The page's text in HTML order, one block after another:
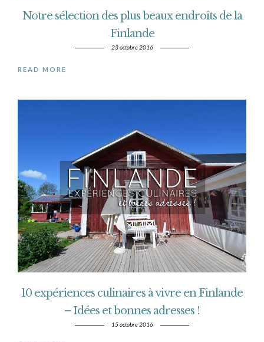
Notre sélection des plus beaux endroits de la
Finlande
23 octobre 2016
READ MORE
10 expériences culinaires à vivre en Finlande
– Idées et bonnes adresses !
15 octobre 2016